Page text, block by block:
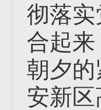
彻落
合起
朝夕
安新